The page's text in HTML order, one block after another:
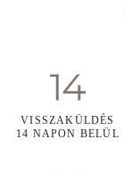
VISSZAKÜLDÉS
14 NAPON BELÜL